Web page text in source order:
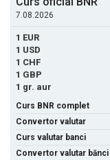
7.08.2026
1 EUR
1 USD
1 CHF
1 GBP
1 gr. aur
Curs BNR complet
Convertor valutar
Curs valutar banci
Convertor valutar bănci